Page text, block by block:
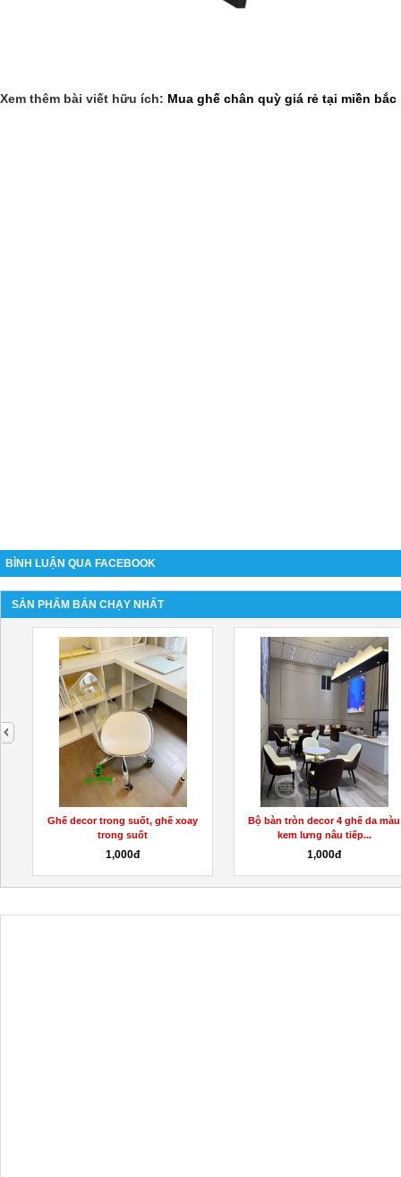
Xem thêm bài viết hữu ích: Mua ghế chân quỳ giá rẻ tại miền bắc
BÌNH LUẬN QUA FACEBOOK
SẢN PHẨM BÁN CHẠY NHẤT
Bộ bàn tròn decor 4 ghế da màu
kem lưng nâu tiếp...
1,000đ
Ghế xếp training có bàn viết cho
nhân viên, trung...
1,000đ
next